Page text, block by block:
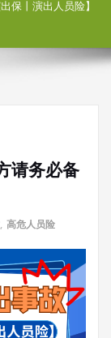
保丨演出人员险】
请务必备
, 高危人员险